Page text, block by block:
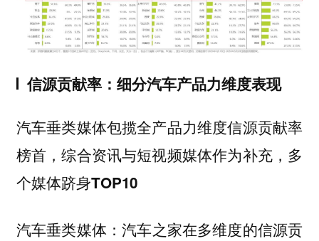
信源贡献率：细分汽车产品力维度表现
汽车垂类媒体包揽全产品力维度信源贡献率
榜首，综合资讯与短视频媒体作为补充，多
个媒体跻身TOP10
汽车垂类媒体：汽车之家在多维度的信源贡